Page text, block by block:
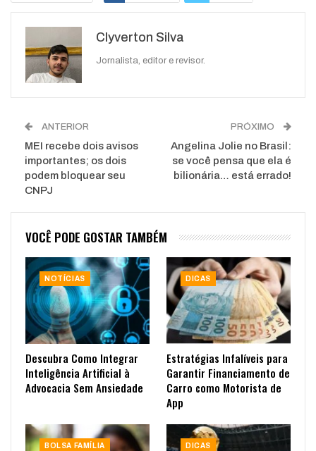
WhatsApp
Clyverton Silva
Jornalista, editor e revisor.
ANTERIOR
MEI recebe dois avisos
importantes; os dois
podem bloquear seu
CNPJ
PRÓXIMO
Angelina Jolie no Brasil:
se você pensa que ela é
bilionária… está errado!
VOCÊ PODE GOSTAR TAMBÉM
NOTÍCIAS
Descubra Como Integrar
Inteligência Artificial à
Advocacia Sem Ansiedade
DICAS
Estratégias Infalíveis para
Garantir Financiamento de
Carro como Motorista de
App
BOLSA FAMÍLIA DICAS